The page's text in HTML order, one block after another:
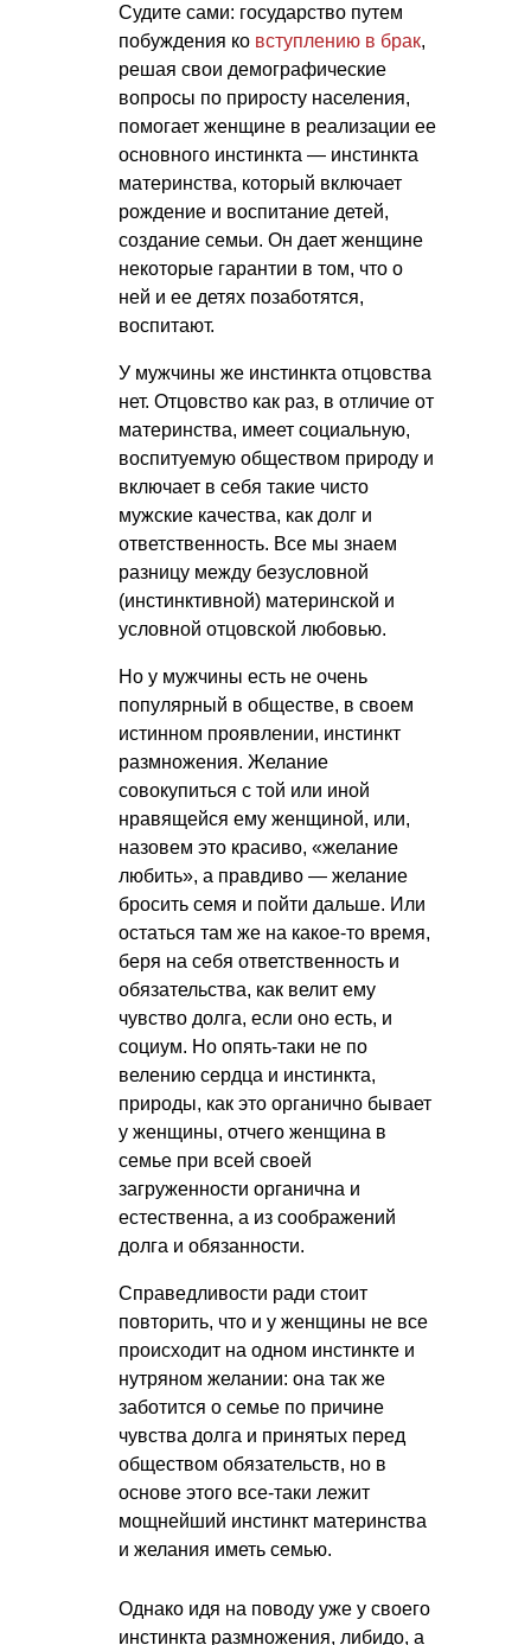
Судите сами: государство путем
побуждения ко вступлению в брак,
решая свои демографические
вопросы по приросту населения,
помогает женщине в реализации ее
основного инстинкта — инстинкта
материнства, который включает
рождение и воспитание детей,
создание семьи. Он дает женщине
некоторые гарантии в том, что о
ней и ее детях позаботятся,
воспитают.
У мужчины же инстинкта отцовства
нет. Отцовство как раз, в отличие от
материнства, имеет социальную,
воспитуемую обществом природу и
включает в себя такие чисто
мужские качества, как долг и
ответственность. Все мы знаем
разницу между безусловной
(инстинктивной) материнской и
условной отцовской любовью.
Но у мужчины есть не очень
популярный в обществе, в своем
истинном проявлении, инстинкт
размножения. Желание
совокупиться с той или иной
нравящейся ему женщиной, или,
назовем это красиво, «желание
любить», а правдиво — желание
бросить семя и пойти дальше. Или
остаться там же на какое-то время,
беря на себя ответственность и
обязательства, как велит ему
чувство долга, если оно есть, и
социум. Но опять-таки не по
велению сердца и инстинкта,
природы, как это органично бывает
у женщины, отчего женщина в
семье при всей своей
загруженности органична и
естественна, а из соображений
долга и обязанности.
Справедливости ради стоит
повторить, что и у женщины не все
происходит на одном инстинкте и
нутряном желании: она так же
заботится о семье по причине
чувства долга и принятых перед
обществом обязательств, но в
основе этого все-таки лежит
мощнейший инстинкт материнства
и желания иметь семью.
Однако идя на поводу уже у своего
инстинкта размножения, либидо, а